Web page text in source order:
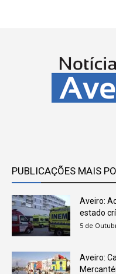
PUBLICAÇÕES MAIS
Aveiro:
estado
5 de
Aveiro: